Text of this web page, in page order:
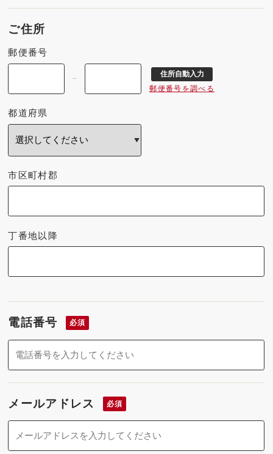
ご住所
郵便番号
住所自動入力
郵便番号を調べる
都道府県
市区町村郡
丁番地以降
電話番号 必須
メールアドレス 必須